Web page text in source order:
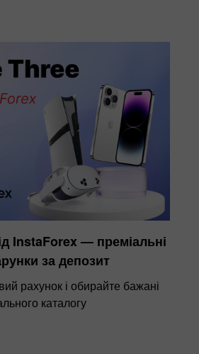
InstaForex — преміальні
за депозит
рахунок і обирайте бажані
каталогу